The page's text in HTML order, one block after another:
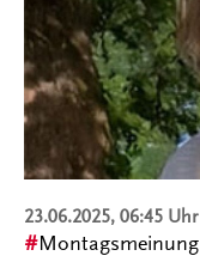
23.06.2025, 06:45 Uhr
Montagsmeinung